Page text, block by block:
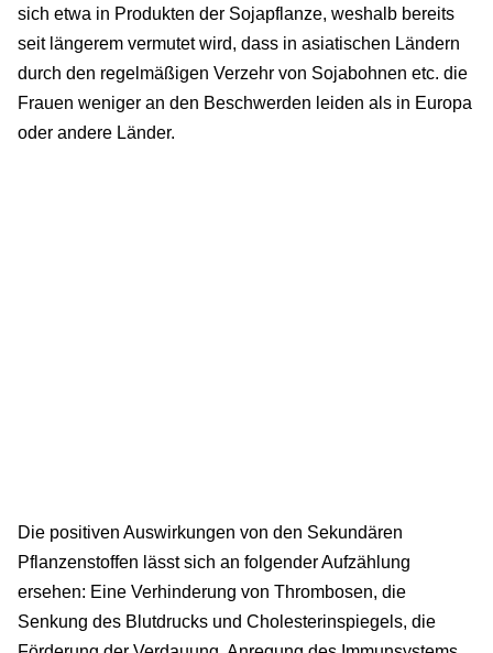
sich etwa in Produkten der Sojapflanze, weshalb bereits
seit längerem vermutet wird, dass in asiatischen Ländern
durch den regelmäßigen Verzehr von Sojabohnen etc. die
Frauen weniger an den Beschwerden leiden als in Europa
oder andere Länder.
Die positiven Auswirkungen von den Sekundären
Pflanzenstoffen lässt sich an folgender Aufzählung
ersehen: Eine Verhinderung von Thrombosen, die
Senkung des Blutdrucks und Cholesterinspiegels, die